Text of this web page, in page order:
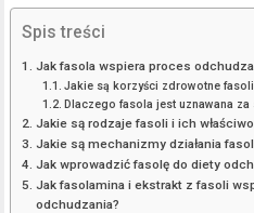
Spis treści
Jak fasola wspiera proces
Jakie są korzyści zdrowotne
Dlaczego fasola jest uznawana
Jakie są rodzaje fasoli i ich
Jakie są mechanizmy działania
Jak wprowadzić fasolę do diety
Jak fasolamina i ekstrakt z fasoli
odchudzania?